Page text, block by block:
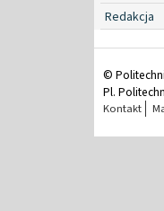
Redakcja
©
Pl.
Kontakt